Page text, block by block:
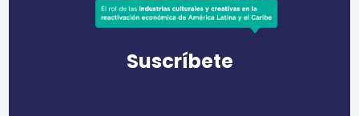
Suscríbete